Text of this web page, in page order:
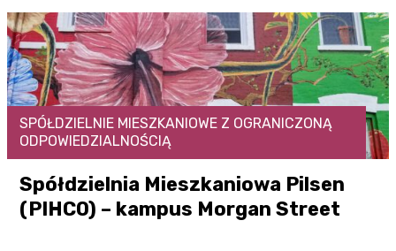
SPÓŁDZIELNIE MIESZKANIOWE Z OGRANICZONĄ
ODPOWIEDZIALNOŚCIĄ
Spółdzielnia Mieszkaniowa Pilsen
(PIHCO) – kampus Morgan Street